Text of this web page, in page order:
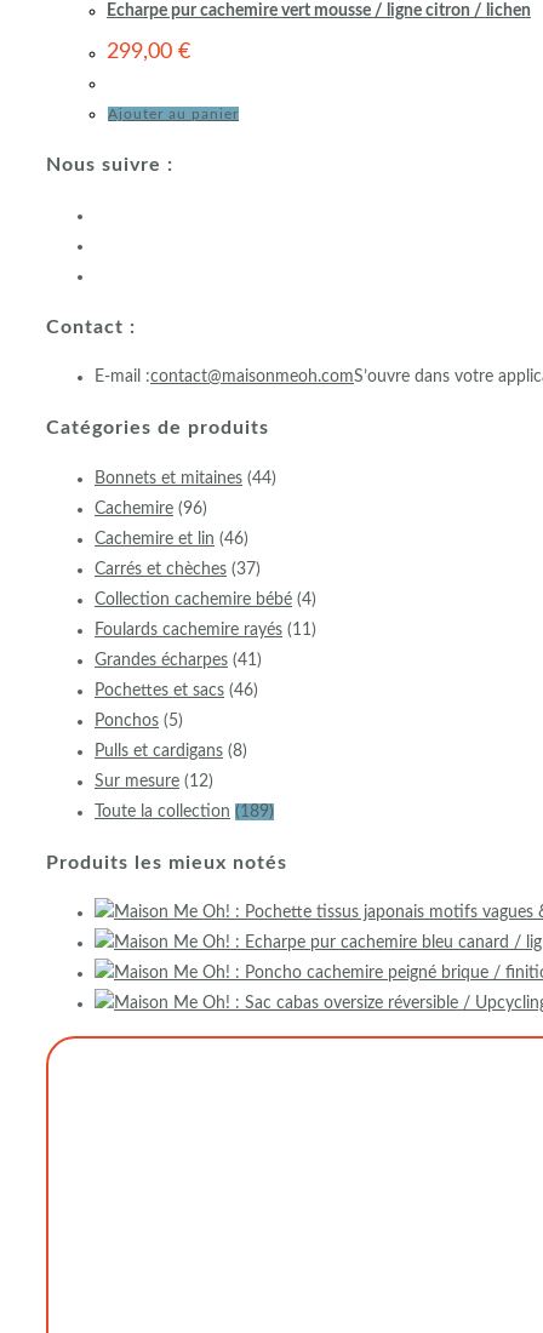
Echarpe pur cachemire vert mousse / ligne citron / lichen
299,00 €
Ajouter au panier
Nous suivre :
Contact :
E-mail :contact@maisonmeoh.comS’ouvre dans votre
Catégories de produits
Bonnets et mitaines (44)
Cachemire (96)
Cachemire et lin (46)
Carrés et chèches (37)
Collection cachemire bébé (4)
Foulards cachemire rayés (11)
Grandes écharpes (41)
Pochettes et sacs (46)
Ponchos (5)
Pulls et cardigans (8)
Sur mesure (12)
Toute la collection (189)
Produits les mieux notés